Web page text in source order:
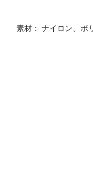
素材： ナイロン、ポ